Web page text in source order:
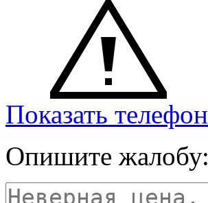
Показать телефон
Опишите жалобу: